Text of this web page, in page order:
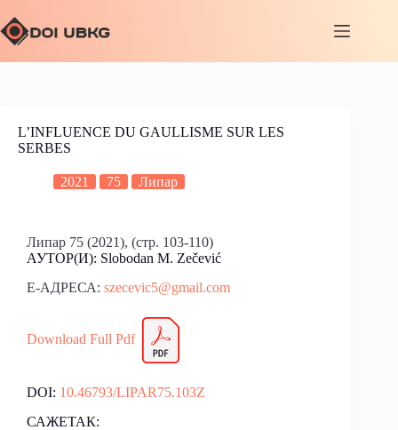
L’INFLUENCE DU GAULLISME SUR LES
SERBES
2021 75 Липар
Липар 75 (2021), (стр. 103-110)
АУТОР(И): Slobodan M. Zečević
Е-АДРЕСА: szecevic5@gmail.com
Download Full Pdf
DOI: 10.46793/LIPAR75.103Z
САЖЕТАК: